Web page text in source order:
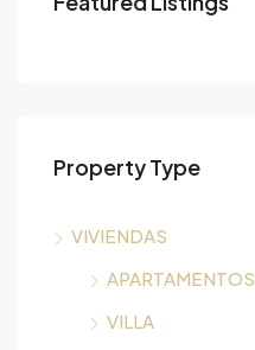
Property Type
VIVIENDAS
APARTAMENTOS
VILLA